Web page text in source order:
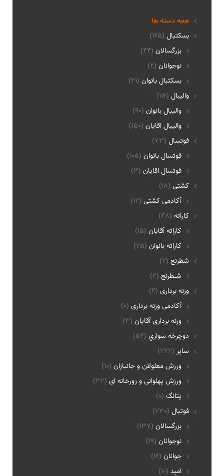
همه دسته ها
(165) بسکتبال
بزرگسالان (44)
نوجوانان (2)
بسکتبال بانوان (21)
(116) والیبال
واليبال بانوان (90)
واليبال اقايان (150)
(73) فوتسال
فوتسال بانوان (105)
فوتسال اقايان (3)
(18) کشتی
آکادمی کشتی (12)
(48) کاراته
کاراته آقایان (15)
کاراته بانوان (25)
(2) شطرنج
شـطرنج (2)
(4) وزنه برداری
آکادمی وزنه برداری (0)
وزنه برداری آقایان (3)
(54) دوچرخه سواري
(222) ساير
ورزش معلولان و جانبازان (10)
ورزش پهلوانی و زورخانه ای (32)
پتانگ (0)
(230) فوتبال
بزرگسالان (137)
نوجوانان (19)
جوانان (16)
امید (10)